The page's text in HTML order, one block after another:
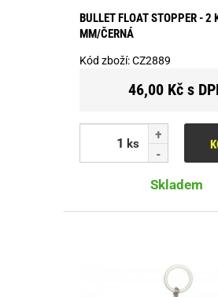
BULLET FLOAT STOPPER - 2
MM/ČERNÁ
Kód zboží:CZ2889
46,00 Kč s
ks
Skladem